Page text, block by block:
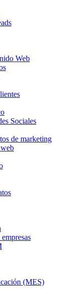
Web
Sociales
de marketing
(MES)